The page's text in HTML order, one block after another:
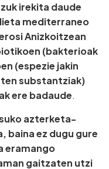
irekita daude
mediterraneo
Anizkoitzean
(bakterioak
(espezie jakin
substantziak)
ere badaude.
azterketa-
baina ez dugu gure
eramango
gaitzaten utzi